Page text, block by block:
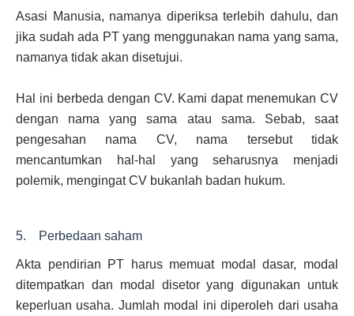
Asasi Manusia, namanya diperiksa terlebih dahulu, dan
jika sudah ada PT yang menggunakan nama yang sama,
namanya tidak akan disetujui.
Hal ini berbeda dengan CV. Kami dapat menemukan CV
dengan nama yang sama atau sama. Sebab, saat
pengesahan nama CV, nama tersebut tidak
mencantumkan hal-hal yang seharusnya menjadi
polemik, mengingat CV bukanlah badan hukum.
5. Perbedaan saham
Akta pendirian PT harus memuat modal dasar, modal
ditempatkan dan modal disetor yang digunakan untuk
keperluan usaha. Jumlah modal ini diperoleh dari usaha